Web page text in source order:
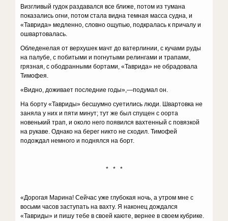
Визгливый гудок раздавался все ближе, потом из тумана
показались огни, потом стала видна темная масса судна, и
«Таврида» медленно, словно ощупью, подкралась к причалу и
ошвартовалась.
Обледенелая от верхушек мачт до ватерлинии, с кучами руды
на палубе, с побитыми и погнутыми релингами и трапами,
грязная, с ободранными бортами, «Таврида» не обрадовала
Тимофея.
«Видно, доживает последние годы»,—подумал он.
На борту «Тавриды» бесшумно суетились люди. Швартовка не
заняла у них и пяти минут; тут же был спущен с оорта
новенький трап, и около него появился вахтенный с повязкой
на рукаве. Однако на берег никто не сходил. Тимофей
подождал немного и поднялся на борт.
* * *
«Дорогая Марина! Сейчас уже глубокая ночь, а утром мне с
восьми часов заступать на вахту. Я наконец дождался
«Тавриды» и пишу тебе в своей каюте, вернее в своем кубрике.